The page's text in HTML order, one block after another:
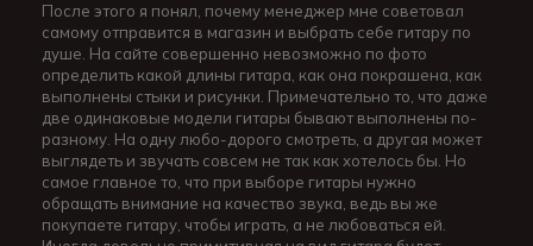
После этого я понял, почему менеджер мне советовал
самому отправится в магазин и выбрать себе гитару по
душе. На сайте совершенно невозможно по фото
определить какой длины гитара, как она покрашена, как
выполнены стыки и рисунки. Примечательно то, что даже
две одинаковые модели гитары бывают выполнены по-
разному. На одну любо-дорого смотреть, а другая может
выглядеть и звучать совсем не так как хотелось бы. Но
самое главное то, что при выборе гитары нужно
обращать внимание на качество звука, ведь вы же
покупаете гитару, чтобы играть, а не любоваться ей.